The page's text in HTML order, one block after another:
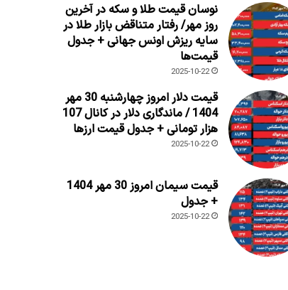
نوسان قیمت طلا و سکه در آخرین
روز مهر/ رفتار متناقض بازار طلا در
سایه ریزش اونس جهانی + جدول
قیمت‌ها
2025-10-22
قیمت دلار امروز چهارشنبه 30 مهر
1404 / ماندگاری دلار در کانال 107
هزار تومانی + جدول قیمت ارزها
2025-10-22
قیمت سیمان امروز 30 مهر 1404
+ جدول
2025-10-22